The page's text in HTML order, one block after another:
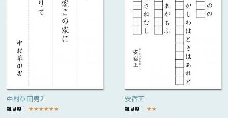
中村草田男2
難易度： ★★★★★★
安宿王
難易度： ★★